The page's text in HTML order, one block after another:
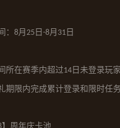
： 8月 25 日 -8月 31 日
所在赛季内超过14 日未登录玩
期限内完成累计登录和限时任
】 周年庆卡池